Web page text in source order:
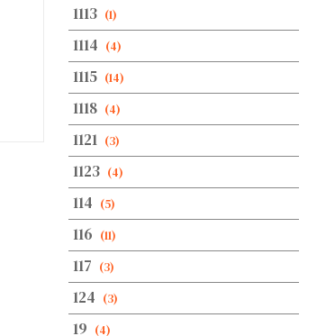
1113 (1)
1114 (4)
1115 (14)
1118 (4)
1121 (3)
1123 (4)
114 (5)
116 (11)
117 (3)
124 (3)
19 (4)